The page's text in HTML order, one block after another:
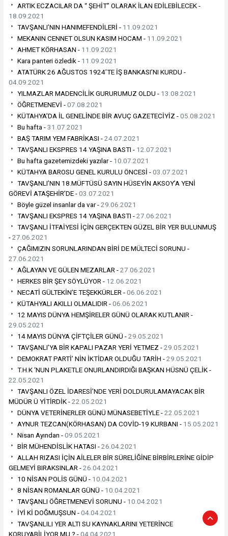
ARTIK ECZACILAR DA “ ŞEHİT” OLARAK İLAN EDİLEBİLECEK -
18.09.2021
TAVŞANLI’NIN HANIMEFENDİLERİ - 11.09.2021
MEKANIN CENNET OLSUN KASIM HOCAM - 11.09.2021
AHMET KÖRHASAN - 11.09.2021
Kara panteri özledik - 11.09.2021
ATATÜRK 26 AĞUSTOS 1924’TE İŞ BANKASI’NI KURDU -
04.09.2021
YILMAZLAR MADENCİLİK GURURUMUZ OLDU - 13.08.2021
ÖĞRETMENEVİ -07.08.2021
KÜTAHYA’DA İL GENELİNDE BİR AVUÇ GAZETECİYİZ -05.08.2021
Bu hafta -31.07.2021
BAŞ TARIM YEM FABRİKASI -24.07.2021
TAVŞANLI EKSPRES 14 YAŞINA BASTI - 12.07.2021
Bu hafta gazetemizdeki yazılar - 10.07.2021
KÜTAHYA BAROSU GENEL KURULU ÖNCESİ -03.07.2021
TAVŞANLI’NIN 18.MÜFTÜSÜ SAYIN HÜSEYİN AKSOY’A YENİ
GÖREVİ ATAŞEHİR’DE -03.07.2021
Böyle güzel insanlar da var -29.06.2021
TAVŞANLI EKSPRES 14 YAŞINA BASTI -27.06.2021
TAVŞANLI İTFAİYESİ İÇİN GERÇEKTEN GÜZEL BİR YER BULUNMUŞ
-27.06.2021
ÇAĞIMIZIN SORUNLARINDAN BİRİ DE MÜLTECİ SORUNU -
27.06.2021
AĞLAYAN VE GÜLEN MEZARLAR -27.06.2021
HERKES BİR ŞEY SÖYLÜYOR - 12.06.2021
NECATİ GÜLTEKİN’E TEŞEKKÜRLER -06.06.2021
KÜTAHYALI AKILLI OLMALIDIR -06.06.2021
12 MAYIS DÜNYA HEMŞİRELER GÜNÜ OLARAK KUTLANIR -
29.05.2021
14 MAYIS DÜNYA ÇİFTÇİLER GÜNÜ -29.05.2021
TAVŞANLI’YA BİR KAPALI PAZAR YERİ YETMEZ -29.05.2021
DEMOKRAT PARTİ’ NİN İKTİDAR OLDUĞU TARİH -29.05.2021
T.H.K ‘NUN PLAKETLE ONURLANDIRDIĞI BAŞKAN HÜSNÜ ÇELİK -
22.05.2021
TAVŞANLI ÖZEL İDARESİ’NDE YERİ DOLDURULAMAYACAK BİR
MÜDÜR Ü YİTİRDİK -22.05.2021
DÜNYA VETERİNERLER GÜNÜ MÜNASEBETİYLE -22.05.2021
AYNUR TEZCAN(KÖRHASAN) DA COVİD-19 KURBANI - 15.05.2021
Nisan Ayından -09.05.2021
BİR MÜHENDİSLİK HATASI -26.04.2021
ALLAH RIZASI İÇİN AİLELER BİR SÜRELİĞİNE BİRBİRLERİNE GİDİP
GELMEYİ BIRAKSINLAR -26.04.2021
10 NİSAN POLİS GÜNÜ - 10.04.2021
8 NİSAN ROMANLAR GÜNÜ - 10.04.2021
TAVŞANLI ÖĞRETMENEVİ SORUNU - 10.04.2021
İYİ Kİ DOĞMUŞSUN -04.04.2021
TAVŞANLILI YER ALTI SU KAYNAKLARINI YETERİNCE
KORUYABİLİYOR MU ? -04.04.2021